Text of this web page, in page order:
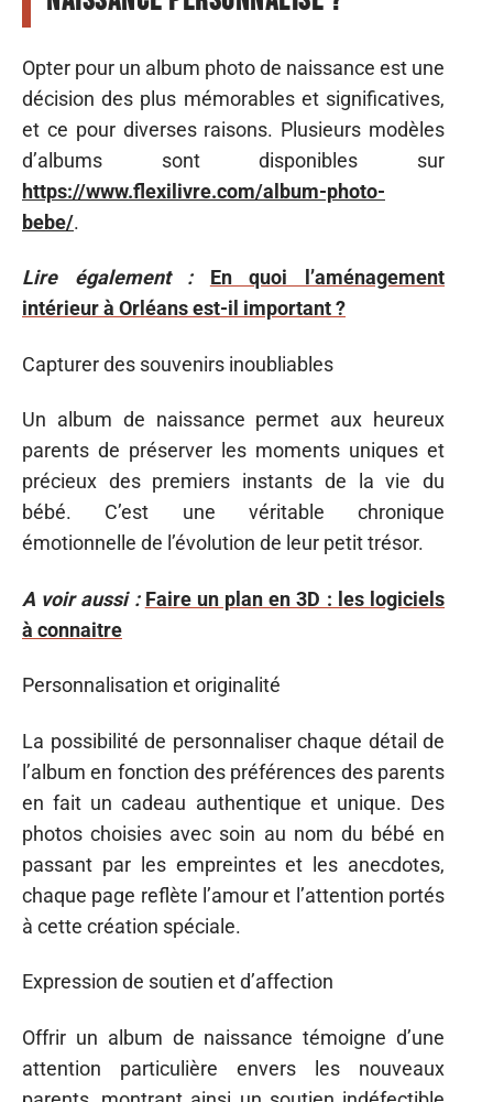
Opter pour un album photo de naissance est une
décision des plus mémorables et significatives,
et ce pour diverses raisons. Plusieurs modèles
d’albums sont disponibles sur
https://www.flexilivre.com/album-photo-
bebe/.
Lire également :
En quoi l’aménagement
intérieur à Orléans est-il important ?
Capturer des souvenirs inoubliables
Un album de naissance permet aux heureux
parents de préserver les moments uniques et
précieux des premiers instants de la vie du
bébé. C’est une véritable chronique
émotionnelle de l’évolution de leur petit trésor.
A voir aussi : Faire un plan en 3D : les logiciels
à connaitre
Personnalisation et originalité
La possibilité de personnaliser chaque détail de
l’album en fonction des préférences des parents
en fait un cadeau authentique et unique. Des
photos choisies avec soin au nom du bébé en
passant par les empreintes et les anecdotes,
chaque page reflète l’amour et l’attention portés
à cette création spéciale.
Expression de soutien et d’affection
Offrir un album de naissance témoigne d’une
attention particulière envers les nouveaux